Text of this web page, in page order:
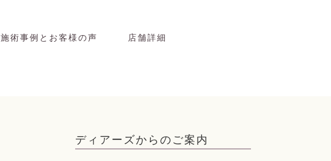
施術事例とお客様の声 店舗詳細
ディアーズからのご案内